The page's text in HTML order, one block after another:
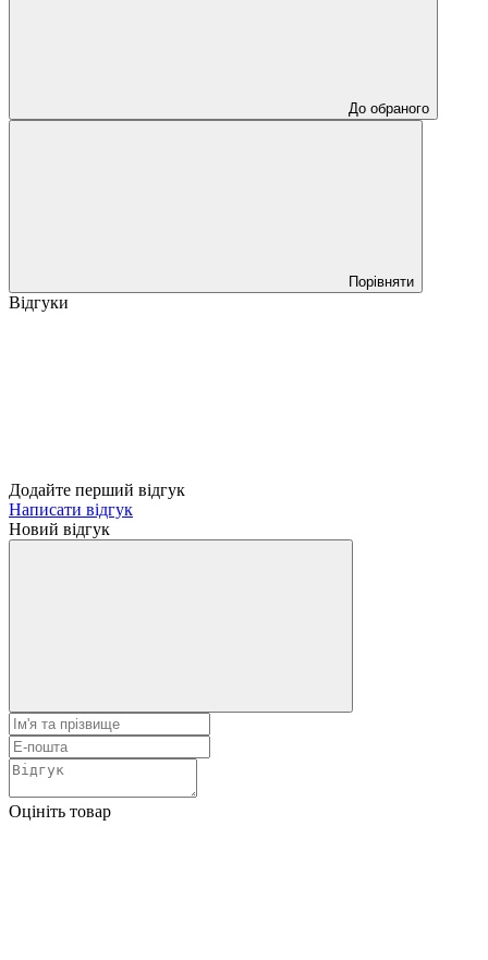
До обраного
Порівняти
Відгуки
Додайте перший відгук
Написати відгук
Новий відгук
Оцініть товар